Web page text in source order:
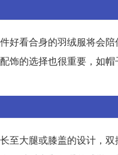
好看合身的羽绒服将会
饰的选择也很重要，如
至大腿或膝盖的设计，